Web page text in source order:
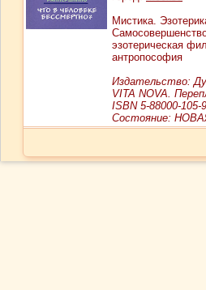
Мистика.
эзотерическая
антропософия
Издательство:
VITA NOVA.
ISBN 5-88000-
Состояние: